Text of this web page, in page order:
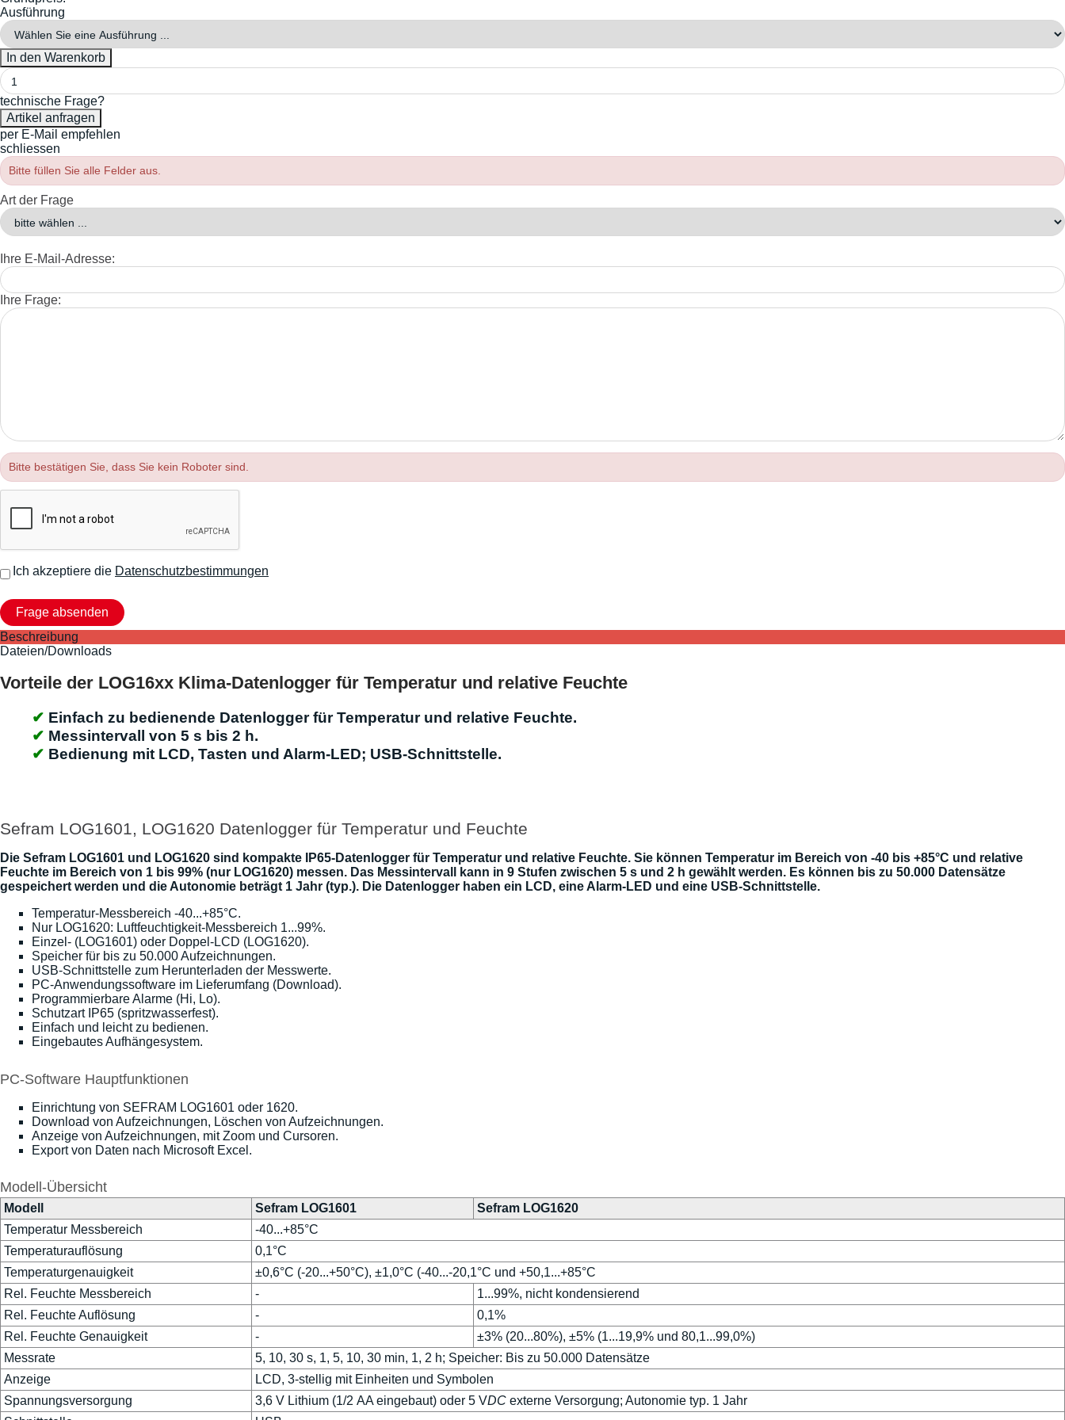
Ausführung
technische Frage?
per E-Mail empfehlen
schliessen
Bitte füllen Sie alle Felder aus.
Art der Frage
Ihre E-Mail-Adresse:
Ihre Frage:
Bitte bestätigen Sie, dass Sie kein Roboter sind.
Ich akzeptiere die Datenschutzbestimmungen
Beschreibung
Dateien/Downloads
Vorteile der LOG16xx Klima-Datenlogger für Temperatur und relative Feuchte
Einfach zu bedienende Datenlogger für Temperatur und relative Feuchte.
Messintervall von 5 s bis 2 h.
Bedienung mit LCD, Tasten und Alarm-LED; USB-Schnittstelle.
Sefram LOG1601, LOG1620 Datenlogger für Temperatur und Feuchte
Die Sefram LOG1601 und LOG1620 sind kompakte IP65-Datenlogger für Temperatur und relative Feuchte. Sie können Temperatur im Bereich von -40 bis +85°C und relative
Feuchte im Bereich von 1 bis 99% (nur LOG1620) messen. Das Messintervall kann in 9 Stufen zwischen 5 s und 2 h gewählt werden. Es können bis zu 50.000 Datensätze
gespeichert werden und die Autonomie beträgt 1 Jahr (typ.). Die Datenlogger haben ein LCD, eine Alarm-LED und eine USB-Schnittstelle.
Temperatur-Messbereich -40...+85°C.
Nur LOG1620: Luftfeuchtigkeit-Messbereich 1...99%.
Einzel- (LOG1601) oder Doppel-LCD (LOG1620).
Speicher für bis zu 50.000 Aufzeichnungen.
USB-Schnittstelle zum Herunterladen der Messwerte.
PC-Anwendungssoftware im Lieferumfang (Download).
Programmierbare Alarme (Hi, Lo).
Schutzart IP65 (spritzwasserfest).
Einfach und leicht zu bedienen.
Eingebautes Aufhängesystem.
PC-Software Hauptfunktionen
Einrichtung von SEFRAM LOG1601 oder 1620.
Download von Aufzeichnungen, Löschen von Aufzeichnungen.
Anzeige von Aufzeichnungen, mit Zoom und Cursoren.
Export von Daten nach Microsoft Excel.
Modell-Übersicht
Modell Sefram LOG1601
Sefram LOG1620
Temperatur Messbereich
-40...+85°C
Temperaturauflösung
0,1°C
Temperaturgenauigkeit
±0,6°C (-20...+50°C), ±1,0°C (-40...-20,1°C und +50,1...+85°C
Rel. Feuchte Messbereich
-
1...99%, nicht kondensierend
Rel. Feuchte Auflösung
-
0,1%
Rel. Feuchte Genauigkeit
-
±3% (20...80%), ±5% (1...19,9% und 80,1...99,0%)
Messrate
5, 10, 30 s, 1, 5, 10, 30 min, 1, 2 h; Speicher: Bis zu 50.000 Datensätze
Anzeige
LCD, 3-stellig mit Einheiten und Symbolen
Spannungsversorgung
3,6 V Lithium (1/2 AA eingebaut) oder 5 VDC externe Versorgung; Autonomie typ. 1 Jahr